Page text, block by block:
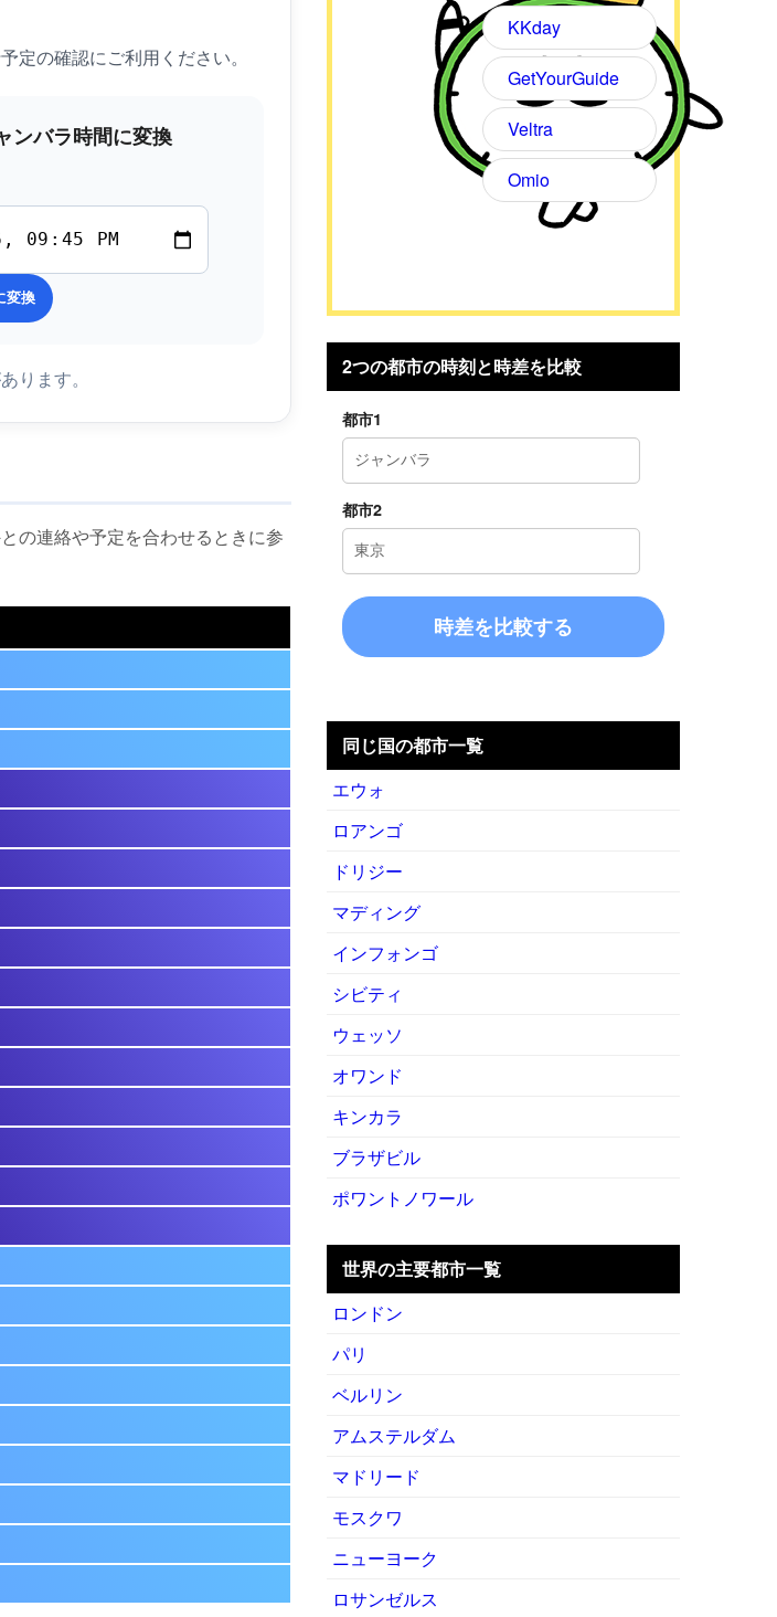
定の確認にご利用ください。
ンバラ時間に変換
変換
ります。
の連絡や予定を合わせるときに参
KKday
GetYourGuide
Veltra
Omio
2つの都市の時刻と時差を比較
都市1
都市2
時差を比較する
同じ国の都市一覧
エウォ
ロアンゴ
ドリジー
マディング
インフォンゴ
シビティ
ウェッソ
オワンド
キンカラ
ブラザビル
ポワントノワール
世界の主要都市一覧
ロンドン
パリ
ベルリン
アムステルダム
マドリード
モスクワ
ニューヨーク
ロサンゼルス